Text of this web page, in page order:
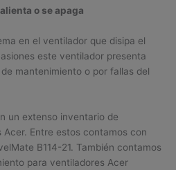
o se apaga
en el ventilador que disipa el
este ventilador presenta
mantenimiento o por fallas del
un extenso inventario de
Entre estos contamos con
B114-21. También contamos
para ventiladores Acer